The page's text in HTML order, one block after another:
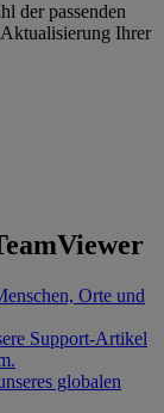
der passenden
Ihrer
Orte und
Support-Artikel
globalen